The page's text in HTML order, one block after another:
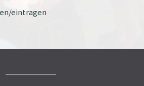
eintragen